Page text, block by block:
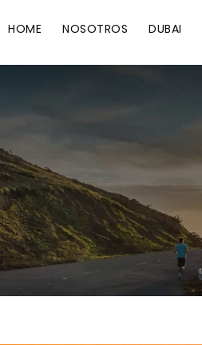
HOME NOSOTROS DUBAI